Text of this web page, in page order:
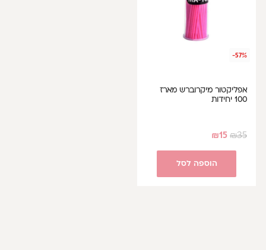
-57%
אפליקטור מיקרוברש מארז
100 יחידות
₪35
₪15
הוספה לסל